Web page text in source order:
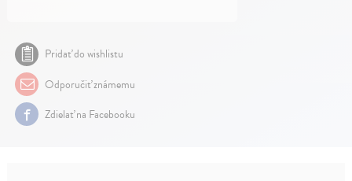
Pridať do wishlistu
Odporučiť známemu
Zdielať na Facebooku